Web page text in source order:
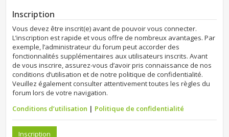
Inscription
Vous devez être inscrit(e) avant de pouvoir vous connecter.
L’inscription est rapide et vous offre de nombreux avantages. Par
exemple, l’administrateur du forum peut accorder des
fonctionnalités supplémentaires aux utilisateurs inscrits. Avant
de vous inscrire, assurez-vous d’avoir pris connaissance de nos
conditions d’utilisation et de notre politique de confidentialité.
Veuillez également consulter attentivement toutes les règles du
forum lors de votre navigation.
Conditions d’utilisation | Politique de confidentialité
Inscription